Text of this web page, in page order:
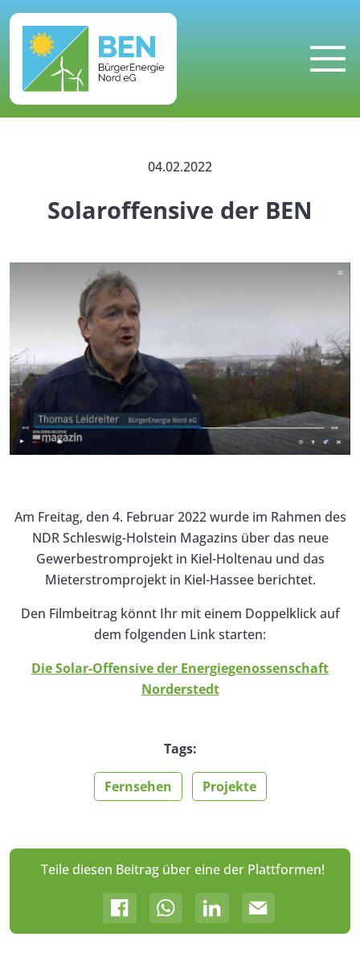
MENU
04.02.2022
Solaroffensive der BEN
Am Freitag, den 4. Februar 2022 wurde im Rahmen des
NDR Schleswig-Holstein Magazins über das neue
Gewerbestromprojekt in Kiel-Holtenau und das
Mieterstromprojekt in Kiel-Hassee berichtet.
Den Filmbeitrag könnt Ihr mit einem Doppelklick auf
dem folgenden Link starten:
Die Solar-Offensive der Energiegenossenschaft
Norderstedt
Tags:
Fernsehen Projekte
Teile diesen Beitrag über eine der Plattformen!